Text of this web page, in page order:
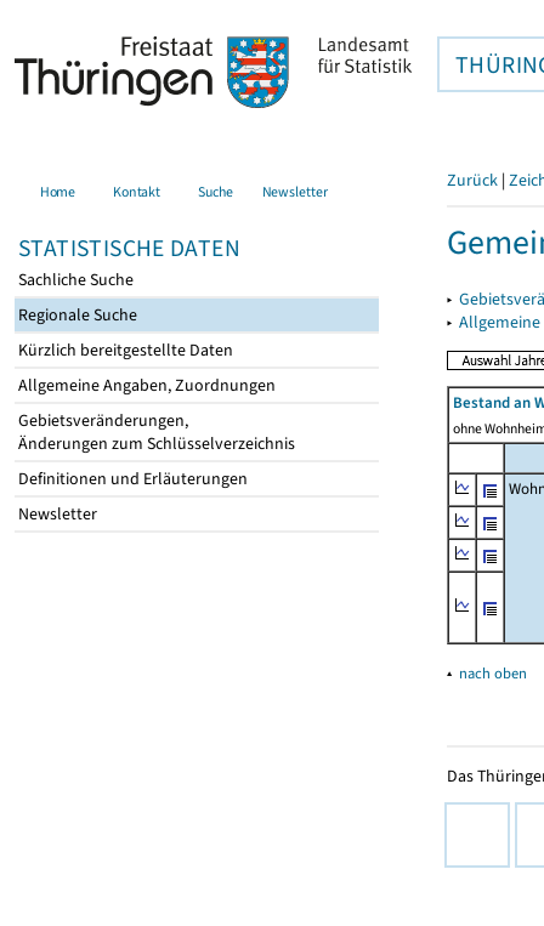
Home Kontakt Suche Newsletter
STATISTISCHE DATEN
Sachliche Suche
Regionale Suche
Kürzlich bereitgestellte Daten
Allgemeine Angaben, Zuordnungen
Gebietsveränderungen,
Änderungen zum Schlüsselverzeichnis
Definitionen und Erläuterungen
Newsletter
Zurück |
▸
▸
Bestand an
ohne
▴ nach oben
Das